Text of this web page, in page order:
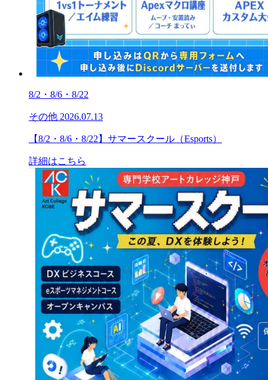
8/2・8/6・8/22
その他 2026.07.13
【8/2・8/6・8/22】サマースクール（Esports）
詳細はこちら